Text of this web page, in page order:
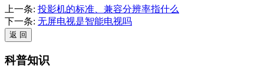
上一条: 投影机的标准、兼容分辨率指什么
下一条: 无屏电视是智能电视吗
科普知识